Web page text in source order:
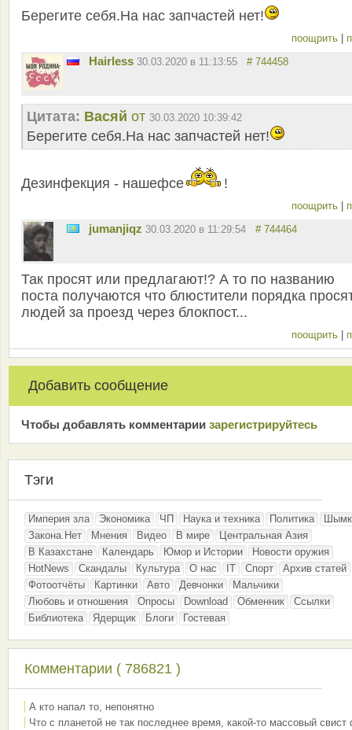
Берегите себя.На нас запчастей нет!
поощрить
Hairless 30.03.2020 в 11:13:55 # 744458
Цитата: Васяй от 30.03.2020 10:39:42
Берегите себя.На нас запчастей нет!
Дезинфекция - нашефсе !
поощрить
jumanjiqz 30.03.2020 в 11:29:54 # 744464
Так просят или предлагают!? А то по названию
поста получаются что блюстители порядка
людей за проезд через блокпост...
поощрить
Добавить сообщение
Чтобы добавлять комментарии зарeгиcтрирyйтeсь
Тэги
Империя зла Экономика ЧП Наука и техника Политика
Закона.Нет
Мнения Видео В мире
Центральная Азия
В Казахстане
Календарь Юмор и Истории
Новости оружия
HotNews
Скандалы Культура О нас IT Спорт
Архив статей
Фотоотчёты
Картинки Авто Девчонки
Мальчики
Любовь и отношения
Опросы Download Обменник
Ссылки
Библиотека
Ядерщик Блоги Гостевая
Комментарии ( 786821 )
А кто напал то, непонятно
Что с планетой не так последнее время, какой-то массовый свист